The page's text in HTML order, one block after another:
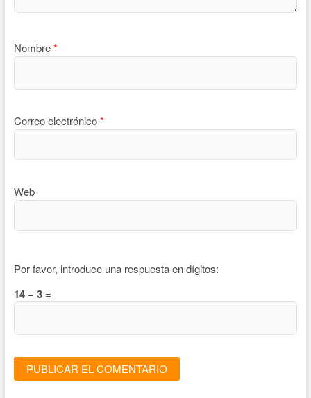
Nombre*
Correo electrónico*
Web
Por favor, introduce una respuesta en dígitos:
14 − 3 =